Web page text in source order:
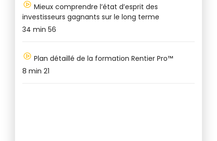
Mieux comprendre l’état d’esprit des
investisseurs gagnants sur le long terme
34 min 56
Plan détaillé de la formation Rentier Pro™
8 min 21